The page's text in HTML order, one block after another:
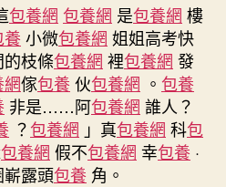
產
業
項
目
陸
喜
包
養
包養網 包養網 是包養網 樓
養小微包養網 姐姐高考快
枝條包養網 裡包養網 發
傢包養伙包養網 。 包養
非是……阿包養網 誰人？
？包養網 」真包養網 科包
包養網 假不包養網 幸包養 ·
露頭包養 角。